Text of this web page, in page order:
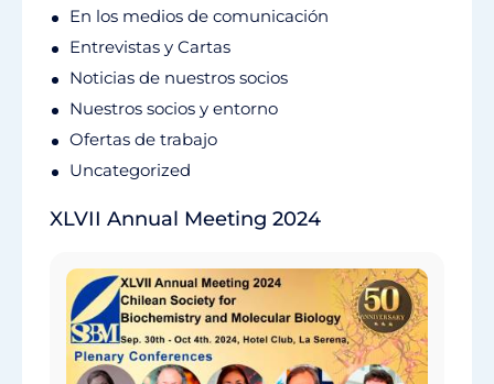
En los medios de comunicación
Entrevistas y Cartas
Noticias de nuestros socios
Nuestros socios y entorno
Ofertas de trabajo
Uncategorized
XLVII Annual Meeting 2024